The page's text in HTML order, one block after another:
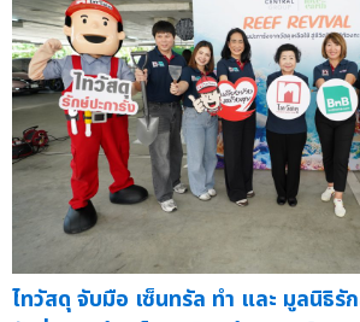
ไทวัสดุ จับมือ เซ็นทรัล ทำ และ มูลนิธิรั